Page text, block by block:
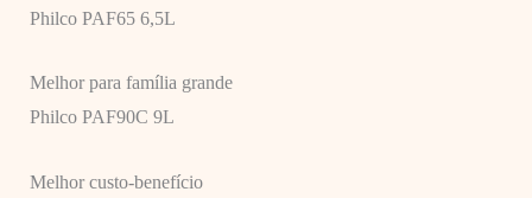
Philco PAF65 6,5L
Melhor para família grande
Philco PAF90C 9L
Melhor custo-benefício